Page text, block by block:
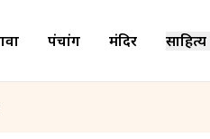
पंचांग मंदिर साहित्य